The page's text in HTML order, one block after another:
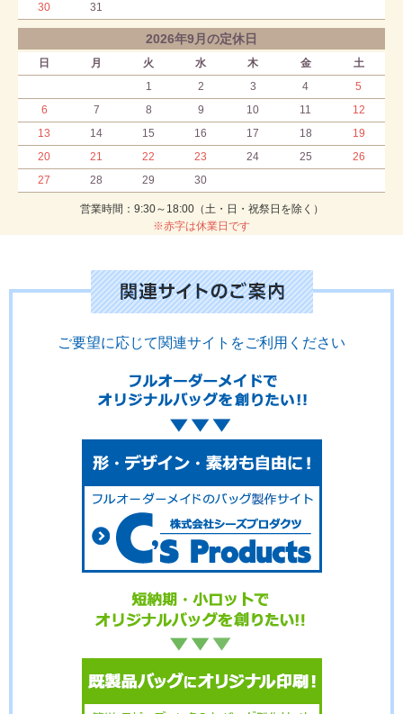
30
31
2026年9月の定休日
日 月 火 水 木 金
土
1
2 3 4
5
6
7 8 9 10 11
12
13
14 15 16 17 18
19
20
21 22 23 24 25
26
27
28 29 30
営業時間：9:30～18:00（土・日・祝祭日を除く）
※赤字は休業日です
ご要望に応じて関連サイトをご利用ください